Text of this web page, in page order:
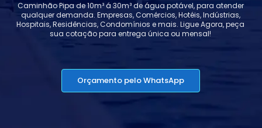
Caminhão Pipa de 10m³ á 30m³ de água potável, para atender
qualquer demanda. Empresas, Comércios, Hotéis, Indústrias,
Hospitais, Residências, Condomínios e mais. Ligue Agora, peça
sua cotação para entrega única ou mensal!
Orçamento pelo WhatsApp